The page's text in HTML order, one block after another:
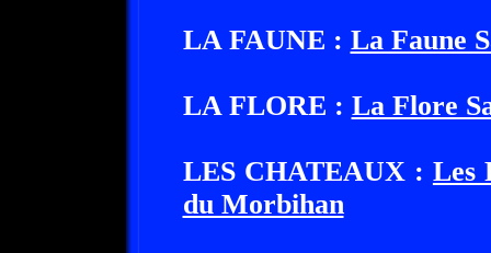
LA FAUNE : La Faune
LA FLORE : La Flore
LES CHATEAUX : Les
du Morbihan